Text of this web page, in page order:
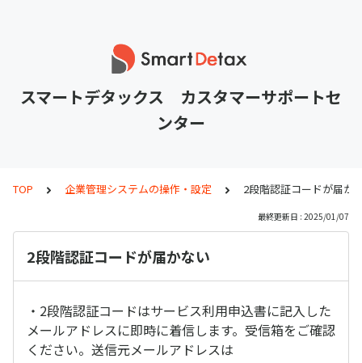
スマートデタックス カスタマーサポートセ
ンター
TOP 企業管理システムの操作・設定 2段階認証コードが届か
最終更新日 : 2025/01/07
2段階認証コードが届かない
・2段階認証コードはサービス利用申込書に記入した
メールアドレスに即時に着信します。受信箱をご確認
ください。送信元メールアドレスは